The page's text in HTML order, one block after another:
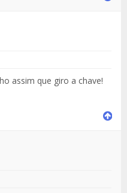
assim que giro a chave!